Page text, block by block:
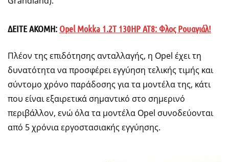
ΔΕΙΤΕ ΑΚΟΜΗ: Opel Mokka 1.2T 130HP AT8: Φλος Ρουαγιάλ!
Πλέον της επιδότησης ανταλλαγής, η Opel έχει τη
δυνατότητα να προσφέρει εγγύηση τελικής τιμής και
σύντομο χρόνο παράδοσης για τα μοντέλα της, κάτι
που είναι εξαιρετικά σημαντικό στο σημερινό
περιβάλλον, ενώ όλα τα μοντέλα Opel συνοδεύονται
από 5 χρόνια εργοστασιακής εγγύησης.